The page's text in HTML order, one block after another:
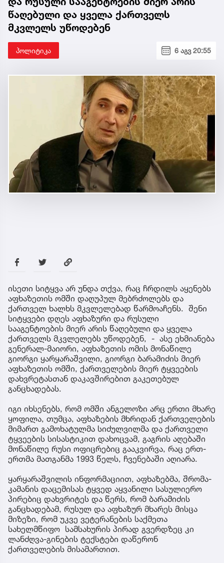
წაღებული და ყველა ქართველს
მკვლელს უწოდებენ
პოლიტიკა 6 აგვ 20:55
ისეთი სიტყვა არ უნდა თქვა, რაც ჩრდილს აყენებს
აფხაზეთის ომში დაღუპულ მებრძოლებს და
ქართველ ხალხს მკვლელებად წარმოაჩენს. შენი
სიტყვები დღეს აფხაზური და რუსული
სააგენტოების მიერ არის წაღებული და ყველა
ქართველს მკვლელებს უწოდებენ, - ასე ეხმიანება
გენერალ-მაიორი, აფხაზეთის ომის მონაწილე
გიორგი ყარყარაშვილი, გიორგი ბარამიძის მიერ
აფხაზეთის ომში, ქართველების მიერ ტყვეების
დახვრეტასთან დაკავშირებით გაკეთებულ
განცხადებას.
იგი იხსენებს, რომ ომში ანგელოზი არც ერთი მხარე
ყოფილა, თუმცა, აფხაზების მხრიდან ქართველების
მიმართ გამოხატულმა სიძულვილმა და ქართველი
ტყვეების სისასტიკით დახოცვამ, გაგრის აღებაში
მონაწილე რუსი ოფიცრებიც გააკვირვა, რაც ერთ-
ერთმა მათგანმა 1993 წელს, ჩვენებაში აღიარა.
ყარყარაშვილის ინფორმაციით, აფხაზებმა, შრომა-
კამანის დაცემისას ტყვედ აყვანილი სასულიერო
პირებიც დახვრიტეს და წერს, რომ ბარამიძის
განცხადებამ, რუსულ და აფხაზურ მხარეს მისცა
მიზეზი, რომ უკვე ვეტერანების საქმეთა
სახელმწიფო სამსახურის პირად გვერდზეც კი
ლანძღვა-გინების ტექსტები დაწერონ
ქართველების მისამართით.